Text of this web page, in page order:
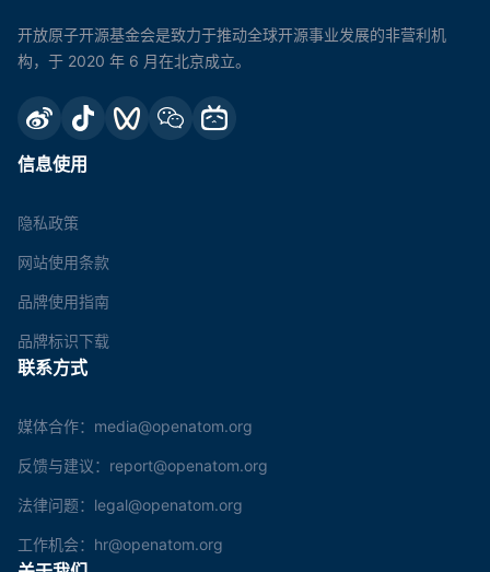
开放原子开源基金会是致力于推动全球开源事业发展的非营利机
构，于 2020 年 6 月在北京成立。
信息使用
隐私政策
网站使用条款
品牌使用指南
品牌标识下载
联系方式
媒体合作：media@openatom.org
反馈与建议：report@openatom.org
法律问题：legal@openatom.org
工作机会：hr@openatom.org